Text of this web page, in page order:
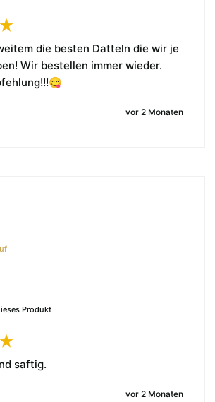
die besten Datteln die wir je
Wir bestellen immer wieder.
vor 2 Monaten
Produkt
saftig.
vor 2 Monaten